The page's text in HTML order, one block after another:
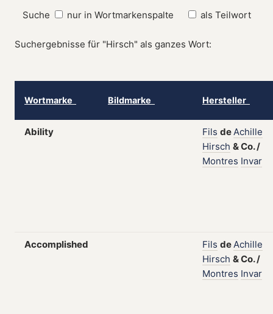
Suche nur in Wortmarkenspalte als Teilwort
Suchergebnisse für "Hirsch" als ganzes Wort:
Wortmarke Bildmarke Hersteller
Ability Fils deAchille
Hirsch &Co./
Montres Invar
Accomplished Fils deAchille
Hirsch &Co./
Montres Invar